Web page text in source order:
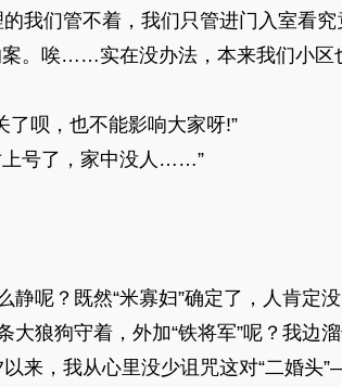
我们管不着，我们只管进门入室看究
案。唉……实在没办法，本来我们小区
了呗，也不能影响大家呀!”
上号了，家中没人……”
静呢？既然“米寡妇”确定了，人肯定
大狼狗守着，外加“铁将军”呢？我
以来，我从心里没少诅咒这对“二婚